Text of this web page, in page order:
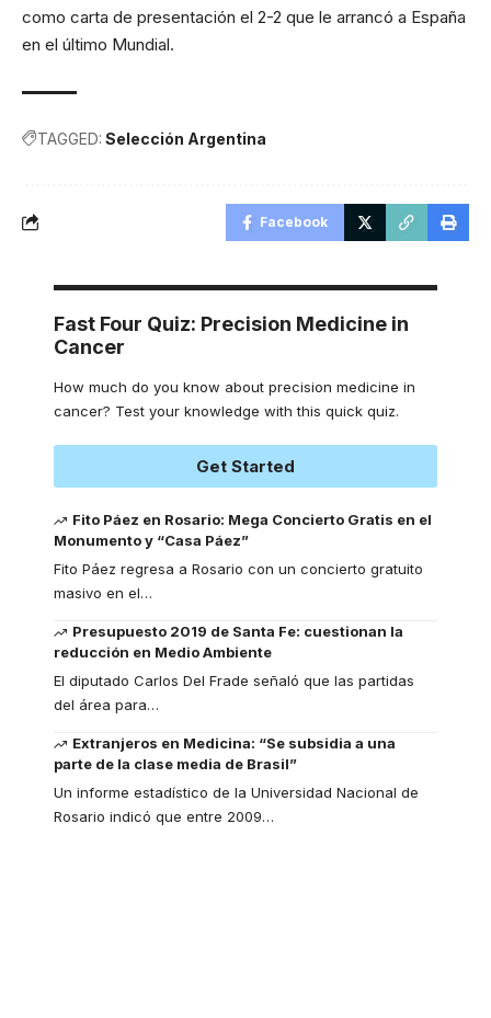
como carta de presentación el 2-2 que le arrancó a España
en el último Mundial.
TAGGED: Selección Argentina
Facebook
Fast Four Quiz: Precision Medicine in
Cancer
How much do you know about precision medicine in
cancer? Test your knowledge with this quick quiz.
Get Started
Fito Páez en Rosario: Mega Concierto Gratis en el
Monumento y “Casa Páez”
Fito Páez regresa a Rosario con un concierto gratuito
masivo en el…
Presupuesto 2019 de Santa Fe: cuestionan la
reducción en Medio Ambiente
El diputado Carlos Del Frade señaló que las partidas
del área para…
Extranjeros en Medicina: “Se subsidia a una
parte de la clase media de Brasil”
Un informe estadístico de la Universidad Nacional de
Rosario indicó que entre 2009…